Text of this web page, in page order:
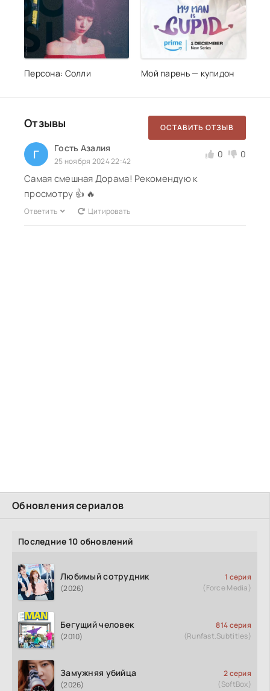
Обновления сериалов
Последние 10 обновлений
Любимый сотрудник
(2026)
1 серия
(Force Media)
Бегущий человек
(2010)
814 серия
(Runfast.Subtitles)
Замужняя убийца
(2026)
2 серия
(SoftBox)
Персона: Солли Мой парень — купидон
Отзывы ОСТАВИТЬ ОТЗЫВ
Г Гость Азалия
25 ноября 2024 22:42
0 0
Самая смешная Дорама! Рекомендую к
просмотру 👍 🔥
Ответить Цитировать